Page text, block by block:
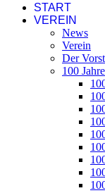
START
VEREIN
News
Verein
Der
100